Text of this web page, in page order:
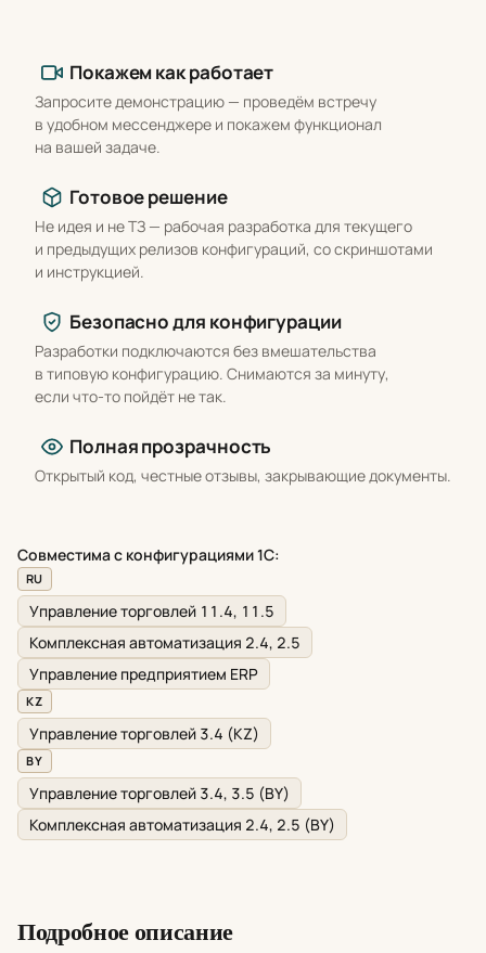
Покажем как работает
Запросите демонстрацию — проведём встречу
в удобном мессенджере и покажем функционал
на вашей задаче.
Готовое решение
Не идея и не ТЗ — рабочая разработка для текущего
и предыдущих релизов конфигураций, со скриншотами
и инструкцией.
Безопасно для конфигурации
Разработки подключаются без вмешательства
в типовую конфигурацию. Снимаются за минуту,
если что-то пойдёт не так.
Полная прозрачность
Открытый код, честные отзывы, закрывающие документы.
Совместима с конфигурациями 1С:
RU
Управление торговлей 11.4, 11.5
Комплексная автоматизация 2.4, 2.5
Управление предприятием ERP
KZ
Управление торговлей 3.4 (KZ)
BY
Управление торговлей 3.4, 3.5 (BY)
Комплексная автоматизация 2.4, 2.5 (BY)
Подробное описание